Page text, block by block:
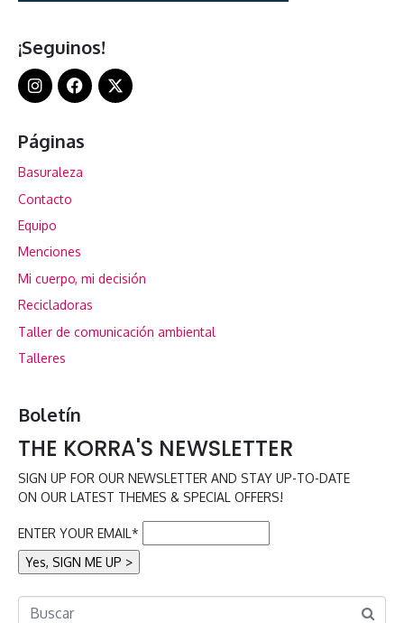
¡Seguinos!
Páginas
Basuraleza
Contacto
Equipo
Menciones
Mi cuerpo, mi decisión
Recicladoras
Taller de comunicación ambiental
Talleres
Boletín
THE KORRA'S NEWSLETTER
SIGN UP FOR OUR NEWSLETTER AND STAY UP-TO-DATE
ON OUR LATEST THEMES & SPECIAL OFFERS!
ENTER YOUR EMAIL*